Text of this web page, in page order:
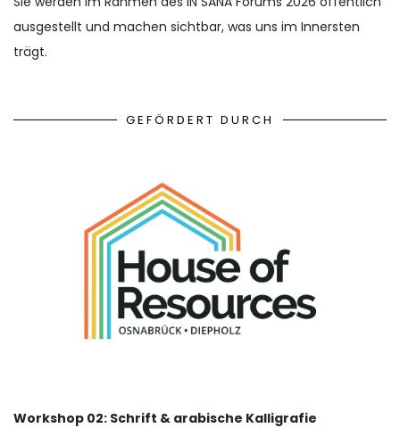
ausgestellt und machen sichtbar, was uns im Innersten
trägt.
GEFÖRDERT DURCH
Workshop 02: Schrift & arabische Kalligrafie